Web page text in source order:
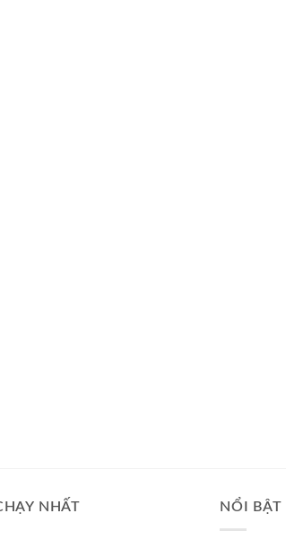
NHẤT NỔI BẬT